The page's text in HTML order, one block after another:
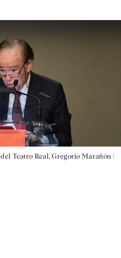
Teatro Real, Gregorio Marañón |